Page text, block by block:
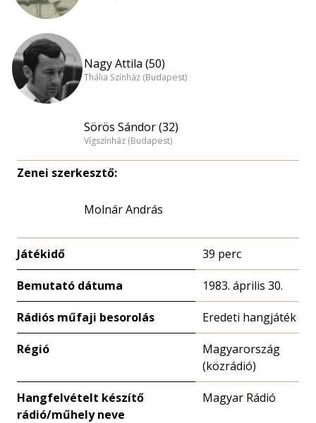
Nagy Attila (50)
Thália Színház (Budapest)
Sörös Sándor (32)
Vígszínház (Budapest)
Zenei szerkesztő:
Molnár András
Játékidő 39 perc
Bemutató dátuma 1983. április 30.
Rádiós műfaji besorolás Eredeti hangjáték
Régió
Magyarország
(közrádió)
Hangfelvételt készítő
rádió/műhely neve
Magyar Rádió